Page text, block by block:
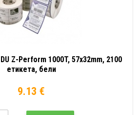
Z-Perform 1000T, 57x32mm, 2100
етикета, бели
9.13 €